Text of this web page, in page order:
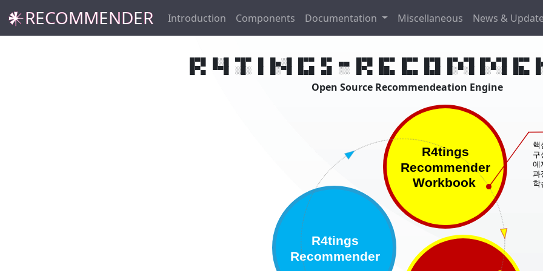
𒀭RECOMMENDER Introduction Components Documentation Miscellaneous News &
Open Source Recommendeation Engine